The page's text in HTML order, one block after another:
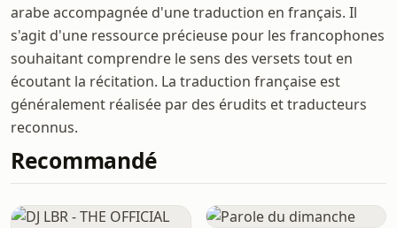
arabe accompagnée d'une traduction en français. Il
s'agit d'une ressource précieuse pour les francophones
souhaitant comprendre le sens des versets tout en
écoutant la récitation. La traduction française est
généralement réalisée par des érudits et traducteurs
reconnus.
Recommandé